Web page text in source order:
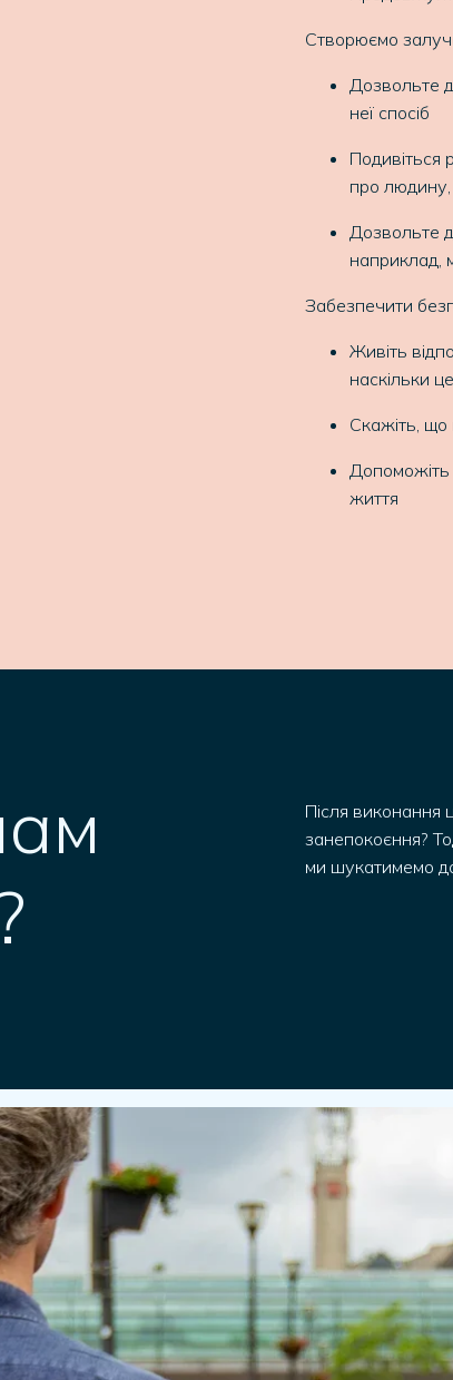
Створюємо
Дозвольте
неї спосіб
Подивіться
про
Дозвольте
наприклад,
Забезпечити
Живіть
наскільки
Скажіть,
Допоможіть
життя
Після виконання
занепокоєння?
ми шукатимемо